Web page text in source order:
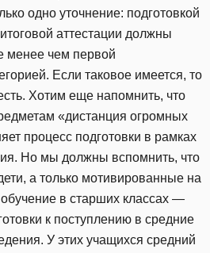
одно уточнение: подготовкой
аттестации должны
менее чем первой
Если таковое имеется, то
Хотим еще напомнить, что
«дистанция огромных
процесс подготовки в рамках
Но мы должны вспомнить, что
а только мотивированные на
в старших классах —
к поступлению в средние
У этих учащихся средний